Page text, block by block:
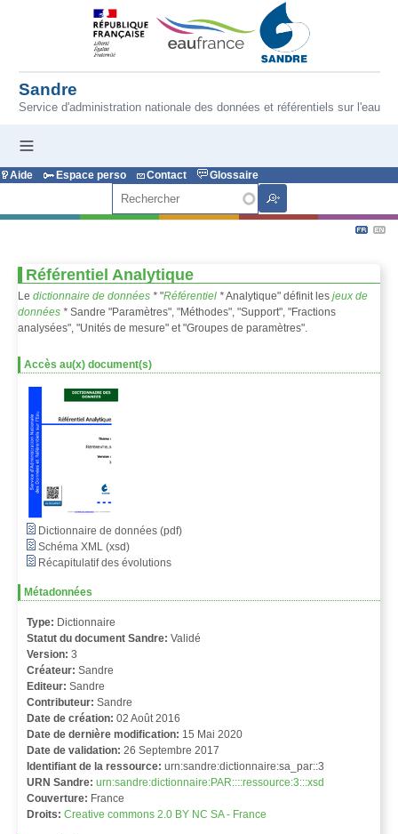
Aller au contenu principal
Sandre
Service d'administration nationale des données et référentiels sur l'eau
Aide Espace perso Contact
Glossaire
Référentiel Analytique
Le dictionnaire de données * "Référentiel *Analytique" définit les jeux de
données * Sandre "Paramètres", "Méthodes", "Support", "Fractions
analysées", "Unités de mesure" et "Groupes de paramètres".
Accès au(x) document(s)
Dictionnaire de données (pdf)
Schéma XML (xsd)
Récapitulatif des évolutions
Métadonnées
Type: Dictionnaire
Statut du document Sandre: Validé
Version: 3
Créateur: Sandre
Editeur: Sandre
Contributeur: Sandre
Date de création: 02 Août 2016
Date de dernière modification: 15 Mai 2020
Date de validation: 26 Septembre 2017
Identifiant de la ressource: urn:sandre:dictionnaire:sa_par::3
URN Sandre: urn:sandre:dictionnaire:PAR::::ressource:3:::xsd
Couverture: France
Droits: Creative commons 2.0 BY NC SA - France